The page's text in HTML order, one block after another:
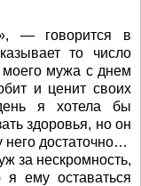
— говорится в
то число
моего мужа с днем
и ценит своих
я хотела бы
здоровья, но он
него достаточно…
за нескромность,
ему оставаться